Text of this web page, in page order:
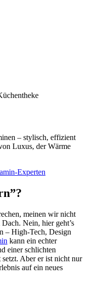
– stylisch, effizient
Luxus, der Wärme
Experten
meinen wir nicht
Nein, hier geht’s
– High-Tech, Design
kann ein echter
einer schlichten
Aber er ist nicht nur
auf ein neues